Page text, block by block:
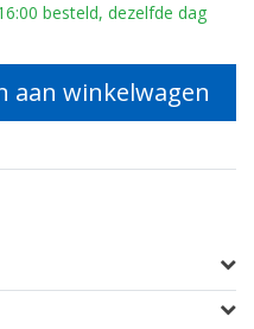
besteld, dezelfde dag
aan winkelwagen